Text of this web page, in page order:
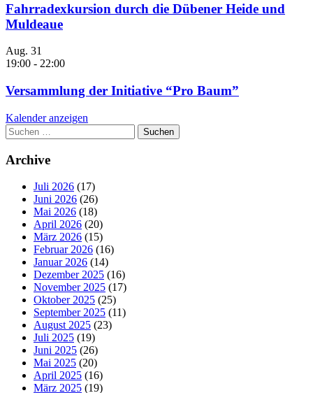
Fahrradexkursion durch die Dübener Heide und
Muldeaue
Aug. 31
19:00 - 22:00
Versammlung der Initiative “Pro Baum”
Kalender anzeigen
Suchen
nach:
Archive
Juli 2026 (17)
Juni 2026 (26)
Mai 2026 (18)
April 2026 (20)
März 2026 (15)
Februar 2026 (16)
Januar 2026 (14)
Dezember 2025 (16)
November 2025 (17)
Oktober 2025 (25)
September 2025 (11)
August 2025 (23)
Juli 2025 (19)
Juni 2025 (26)
Mai 2025 (20)
April 2025 (16)
März 2025 (19)